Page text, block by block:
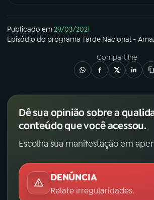
07ÚLTIMAS
FESTIVAL DE MÚSICA
YouTube Facebook
Instagram X
TikTok
Publicado em29/03/2021
Episódio do programa Tarde Nacional -
Compartilhe
Dê sua opinião sobre a
conteúdo que você acessou.
Escolha sua manifestação em
DENÚNCIA
Relate irregularidades.